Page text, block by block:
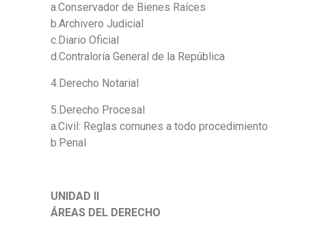
a.Conservador de Bienes Raíces
b.Archivero Judicial
c.Diario Oficial
d.Contraloría General de la República
4.Derecho Notarial
5.Derecho Procesal
a.Civil: Reglas comunes a todo procedimiento
b.Penal
UNIDAD II
ÁREAS DEL DERECHO